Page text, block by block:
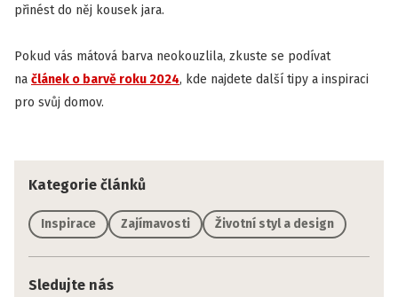
přinést do něj kousek jara.
Pokud vás mátová barva neokouzlila, zkuste se podívat
na článek o barvě roku 2024, kde najdete další tipy a inspiraci
pro svůj domov.
Kategorie článků
Inspirace Zajímavosti Životní styl a design
Sledujte nás